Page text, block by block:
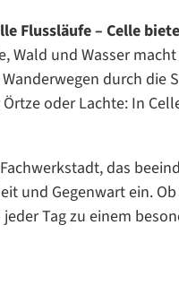
Flussläufe – Celle
Wald und Wasser
durch die
oder Lachte: In
das
und Gegenwart ein.
Tag zu einem